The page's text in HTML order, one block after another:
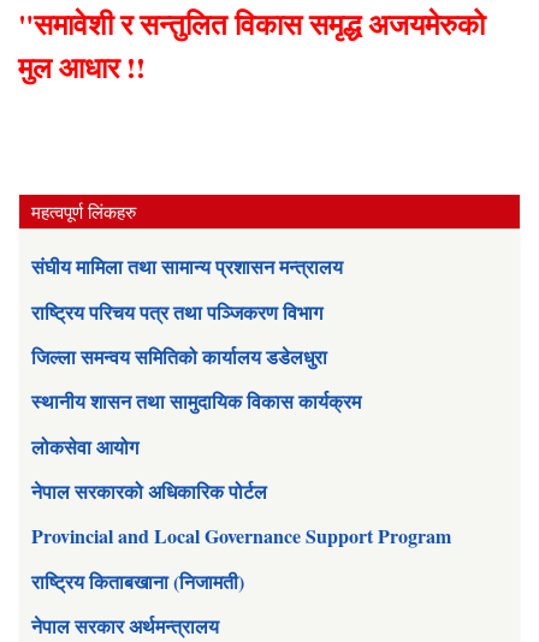
"समावेशी र सन्तुलित विकास समृद्ध अजयमेरुको
मुल आधार !!
महत्वपूर्ण लिंकहरु
संघीय मामिला तथा सामान्य प्रशासन मन्त्रालय
राष्ट्रिय परिचय पत्र तथा पञ्जिकरण विभाग
जिल्ला समन्वय समितिको कार्यालय डडेलधुरा
स्थानीय शासन तथा सामुदायिक विकास कार्यक्रम
लोकसेवा आयोग
नेपाल सरकारको अधिकारिक पोर्टल
Provincial and Local Governance Support Program
राष्ट्रिय किताबखाना (निजामती)
नेपाल सरकार अर्थमन्त्रालय